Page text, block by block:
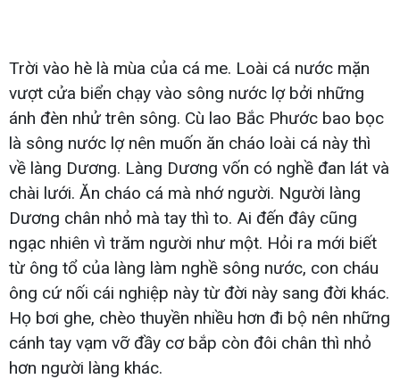
Trời vào hè là mùa của cá me. Loài cá nước mặn
vượt cửa biển chạy vào sông nước lợ bởi những
ánh đèn nhử trên sông. Cù lao Bắc Phước bao bọc
là sông nước lợ nên muốn ăn cháo loài cá này thì
về làng Dương. Làng Dương vốn có nghề đan lát và
chài lưới. Ăn cháo cá mà nhớ người. Người làng
Dương chân nhỏ mà tay thì to. Ai đến đây cũng
ngạc nhiên vì trăm người như một. Hỏi ra mới biết
từ ông tổ của làng làm nghề sông nước, con cháu
ông cứ nối cái nghiệp này từ đời này sang đời khác.
Họ bơi ghe, chèo thuyền nhiều hơn đi bộ nên những
cánh tay vạm vỡ đầy cơ bắp còn đôi chân thì nhỏ
hơn người làng khác.